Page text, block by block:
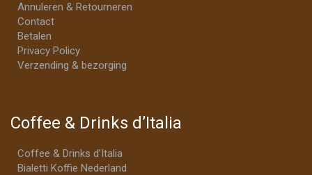
Annuleren & Retourneren
Contact
Betalen
Privacy Policy
Verzending & bezorging
Coffee & Drinks d’Italia
Coffee & Drinks d’Italia
Bialetti Koffie Nederland